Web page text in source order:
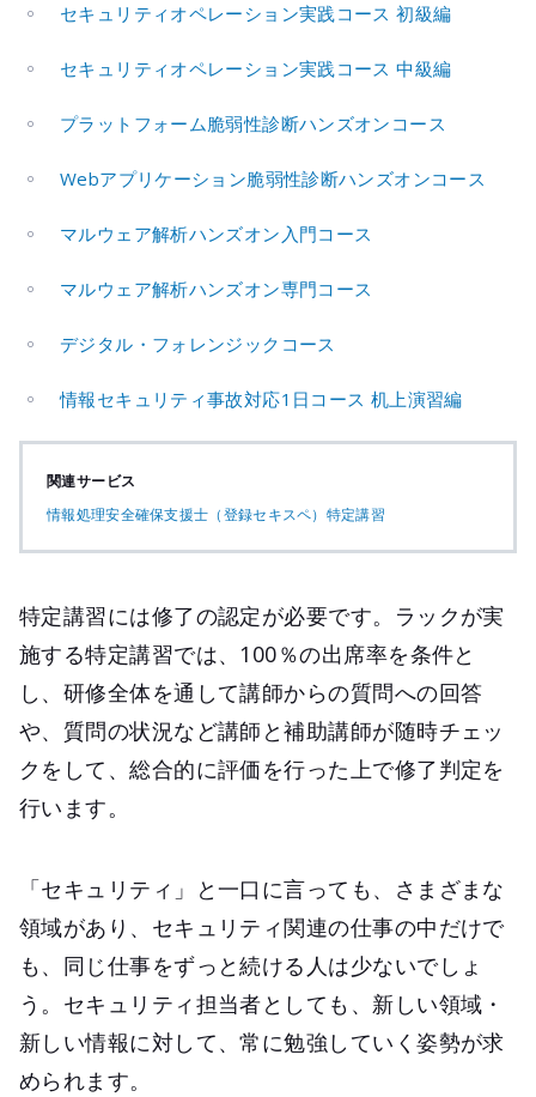
セキュリティオペレーション実践コース 初級編
セキュリティオペレーション実践コース 中級編
プラットフォーム脆弱性診断ハンズオンコース
Webアプリケーション脆弱性診断ハンズオンコース
マルウェア解析ハンズオン入門コース
マルウェア解析ハンズオン専門コース
デジタル・フォレンジックコース
情報セキュリティ事故対応1日コース 机上演習編
関連サービス
情報処理安全確保支援士（登録セキスペ）特定講習
特定講習には修了の認定が必要です。ラックが実
施する特定講習では、100％の出席率を条件と
し、研修全体を通して講師からの質問への回答
や、質問の状況など講師と補助講師が随時チェッ
クをして、総合的に評価を行った上で修了判定を
行います。
「セキュリティ」と一口に言っても、さまざまな
領域があり、セキュリティ関連の仕事の中だけで
も、同じ仕事をずっと続ける人は少ないでしょ
う。セキュリティ担当者としても、新しい領域・
新しい情報に対して、常に勉強していく姿勢が求
められます。